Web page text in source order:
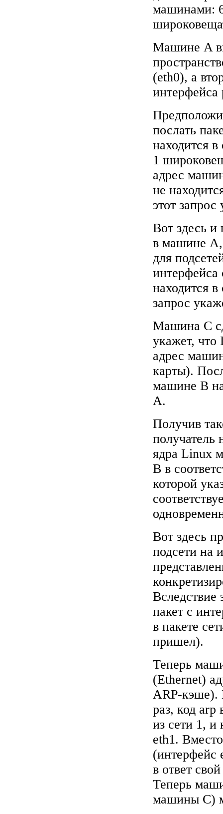
машинами:
Машине A
(eth0), а
интерфейса
послать
находится
1
адрес
не
этот
Вот здесь и
в машине A,
для
интерфейса
находится
запрос
Машина C
укажет, что
адрес
карты).
машине B
A.
Получив
ядра Linux
B в
которой
Вот здесь
подсети на
Вследствие
пакет с
в пакете
пришел).
Теперь
(Ethernet)
ARP-кэше).
раз, код arp
из сети 1, и
eth1.
(интерфейс
в ответ
Теперь
машины C)